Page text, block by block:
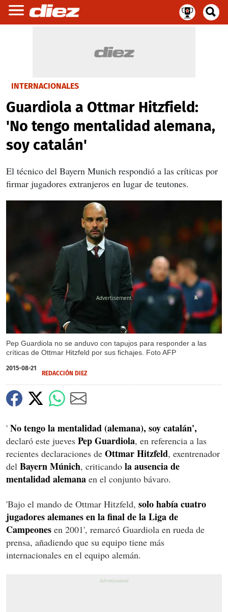
INTERNACIONALES
Guardiola a Ottmar Hitzfield:
'No tengo mentalidad alemana,
soy catalán'
El técnico del Bayern Munich respondió a las críticas por
firmar jugadores extranjeros en lugar de teutones.
Pep Guardiola no se anduvo con tapujos para responder a las
críticas de Ottmar Hitzfeld por sus fichajes. Foto AFP
X
2015-08-21
REDACCIÓN DIEZ
' No tengo la mentalidad (alemana), soy catalán',
declaró este jueves Pep Guardiola, en referencia a las
recientes declaraciones de Ottmar Hitzfeld, exentrenador
del Bayern Múnich, criticando la ausencia de
mentalidad alemana en el conjunto bávaro.
'Bajo el mando de Ottmar Hitzfeld, solo había cuatro
jugadores alemanes en la final de la Liga de
Campeones en 2001', remarcó Guardiola en rueda de
prensa, añadiendo que su equipo tiene más
internacionales en el equipo alemán.